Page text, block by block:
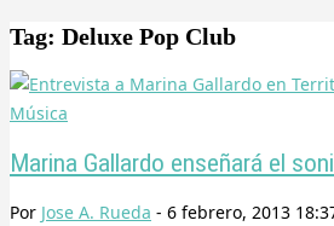
Tag: Deluxe Pop Club
Música
Marina Gallardo enseñará el
Por Jose A. Rueda - 6 febrero, 2013